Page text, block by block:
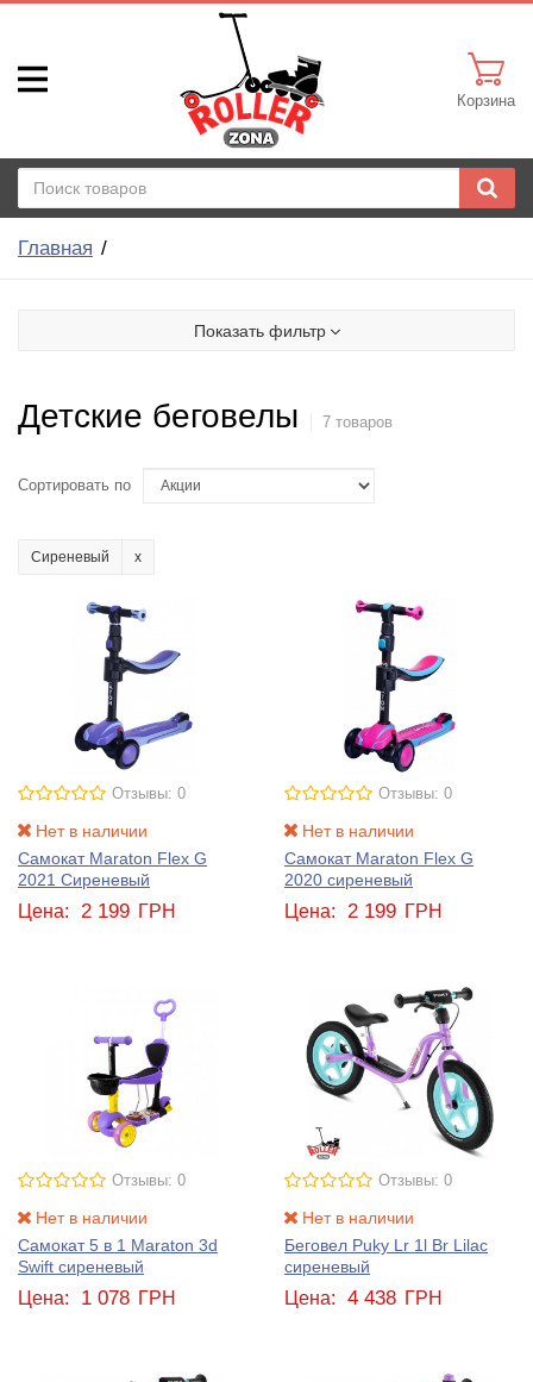
Корзина
Главная
Показать фильтр
Детские беговелы 7 товаров
Сортировать по
Сиреневый
Отзывы: 0
Нет в наличии
Самокат Maraton Flex G
2021 Сиреневый
Цена: 2 199 ГРН
Отзывы: 0
Нет в наличии
Самокат Maraton Flex G
2020 сиреневый
Цена: 2 199 ГРН
Отзывы: 0
Нет в наличии
Самокат 5 в 1 Maraton 3d
Swift сиреневый
Цена: 1 078 ГРН
Отзывы: 0
Нет в наличии
Беговел Puky Lr 1l Br Lilac
сиреневый
Цена: 4 438 ГРН